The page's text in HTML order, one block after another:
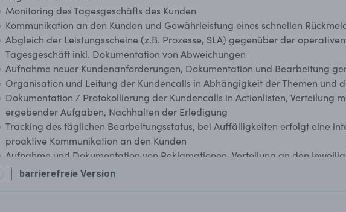
barrierefreie Version